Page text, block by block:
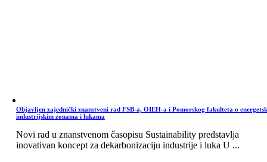
Objavljen zajednički znanstveni rad FSB-a, OIEH-a i Pomorskog fakulteta o
industrijskim zonama i lukama
Novi rad u znanstvenom časopisu Sustainability predstavlja
inovativan koncept za dekarbonizaciju industrije i luka U ...